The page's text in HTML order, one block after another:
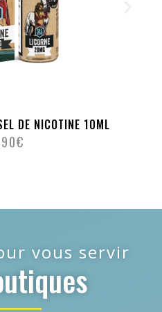
DE NICOTINE 10ML
€
vous servir